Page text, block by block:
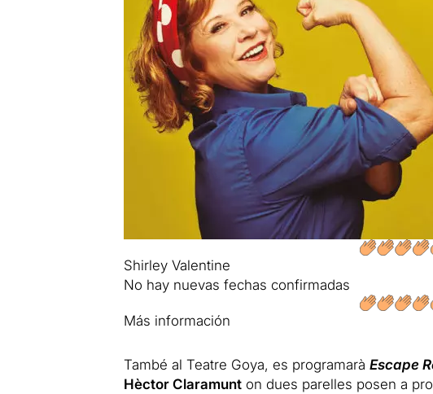
Shirley Valentine
No hay nuevas fechas confirmadas
Más información
També al Teatre Goya, es programarà Escape
Hèctor Claramunton dues parelles posen a